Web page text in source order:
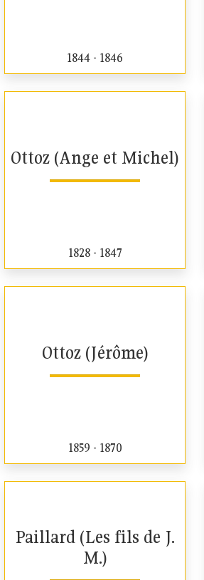
1844 - 1846
Ottoz (Ange et Michel)
1828 - 1847
Ottoz (Jérôme)
1859 - 1870
Paillard (Les fils de J.
M.)